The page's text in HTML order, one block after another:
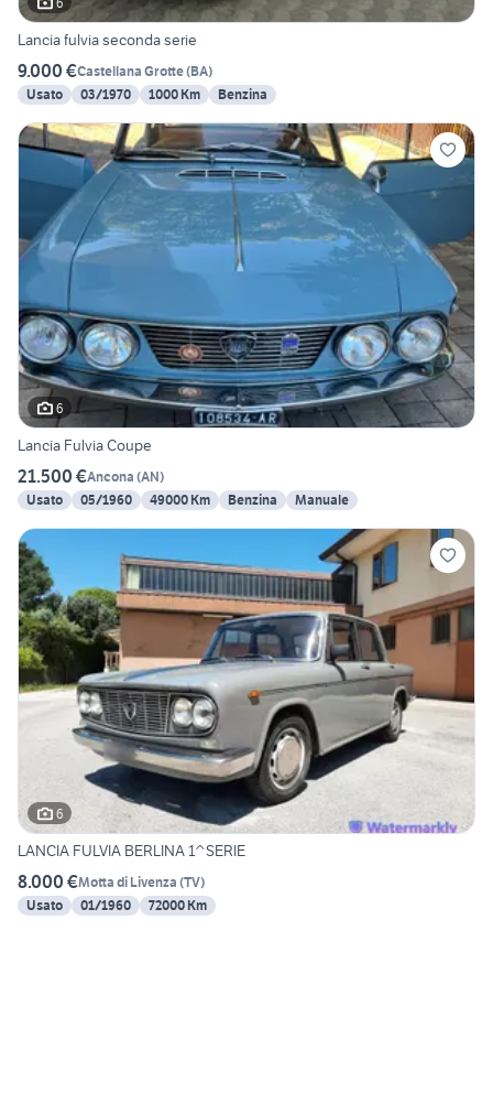
Lancia fulvia seconda serie
9.000 €Castellana Grotte(BA)
Usato
03/1970 1000 Km Benzina
6
Lancia Fulvia Coupe
21.500 €Ancona (AN)
Usato
05/1960 49000 Km Benzina Manuale
6
LANCIA FULVIA BERLINA 1^SERIE
8.000 €Motta di Livenza (TV)
Usato
01/1960 72000 Km